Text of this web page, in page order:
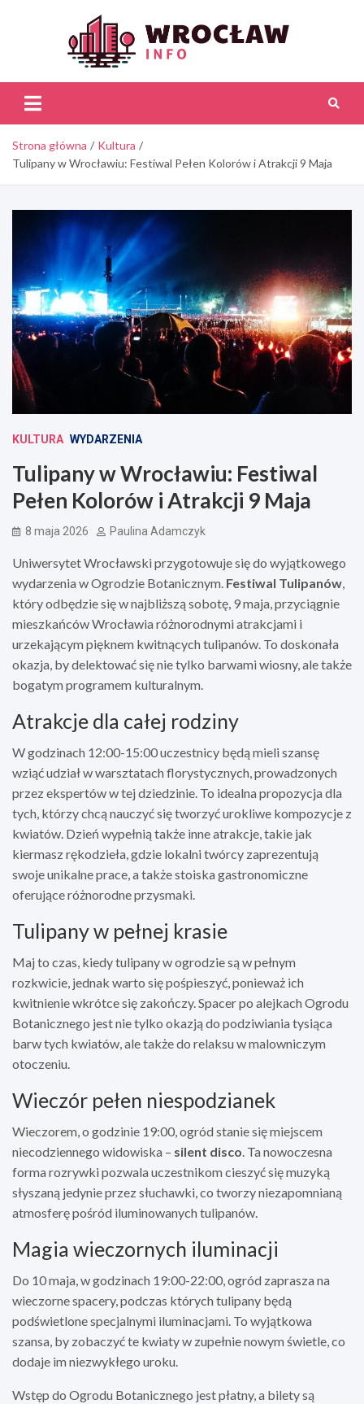
Strona główna
Kultura
Tulipany w Wrocławiu: Festiwal Pełen Kolorów i Atrakcji 9 Maja
KULTURA WYDARZENIA
Tulipany w Wrocławiu: Festiwal
Pełen Kolorów i Atrakcji 9 Maja
8 maja 2026 Paulina Adamczyk
Uniwersytet Wrocławski przygotowuje się do wyjątkowego
wydarzenia w Ogrodzie Botanicznym. Festiwal Tulipanów,
który odbędzie się w najbliższą sobotę, 9 maja, przyciągnie
mieszkańców Wrocławia różnorodnymi atrakcjami i
urzekającym pięknem kwitnących tulipanów. To doskonała
okazja, by delektować się nie tylko barwami wiosny, ale także
bogatym programem kulturalnym.
Atrakcje dla całej rodziny
W godzinach 12:00-15:00 uczestnicy będą mieli szansę
wziąć udział w warsztatach florystycznych, prowadzonych
przez ekspertów w tej dziedzinie. To idealna propozycja dla
tych, którzy chcą nauczyć się tworzyć urokliwe kompozycje z
kwiatów. Dzień wypełnią także inne atrakcje, takie jak
kiermasz rękodzieła, gdzie lokalni twórcy zaprezentują
swoje unikalne prace, a także stoiska gastronomiczne
oferujące różnorodne przysmaki.
Tulipany w pełnej krasie
Maj to czas, kiedy tulipany w ogrodzie są w pełnym
rozkwicie, jednak warto się pośpieszyć, ponieważ ich
kwitnienie wkrótce się zakończy. Spacer po alejkach Ogrodu
Botanicznego jest nie tylko okazją do podziwiania tysiąca
barw tych kwiatów, ale także do relaksu w malowniczym
otoczeniu.
Wieczór pełen niespodzianek
Wieczorem, o godzinie 19:00, ogród stanie się miejscem
niecodziennego widowiska – silent disco. Ta nowoczesna
forma rozrywki pozwala uczestnikom cieszyć się muzyką
słyszaną jedynie przez słuchawki, co tworzy niezapomnianą
atmosferę pośród iluminowanych tulipanów.
Magia wieczornych iluminacji
Do 10 maja, w godzinach 19:00-22:00, ogród zaprasza na
wieczorne spacery, podczas których tulipany będą
podświetlone specjalnymi iluminacjami. To wyjątkowa
szansa, by zobaczyć te kwiaty w zupełnie nowym świetle, co
dodaje im niezwykłego uroku.
Wstęp do Ogrodu Botanicznego jest płatny, a bilety są